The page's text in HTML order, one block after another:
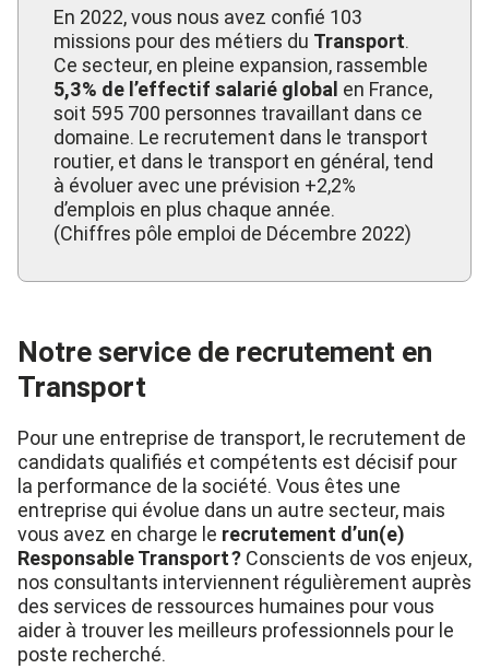
En 2022, vous nous avez confié 103
missions pour des métiers du Transport.
Ce secteur, en pleine expansion, rassemble
5,3% de l’effectif salarié global en France,
soit 595 700 personnes travaillant dans ce
domaine. Le recrutement dans le transport
routier, et dans le transport en général, tend
à évoluer avec une prévision +2,2%
d’emplois en plus chaque année.
(Chiffres pôle emploi de Décembre 2022)
Notre service de recrutement en
Transport
Pour une entreprise de transport, le recrutement de
candidats qualifiés et compétents est décisif pour
la performance de la société. Vous êtes une
entreprise qui évolue dans un autre secteur, mais
vous avez en charge le recrutement d’un(e)
Responsable Transport ? Conscients de vos enjeux,
nos consultants interviennent régulièrement auprès
des services de ressources humaines pour vous
aider à trouver les meilleurs professionnels pour le
poste recherché.